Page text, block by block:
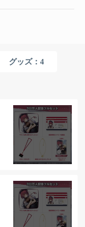
グッズ：4